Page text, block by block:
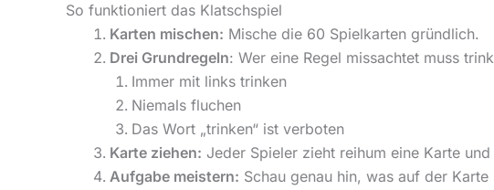
So funktioniert das Klatschspiel
Karten mischen: Mische die 60 Spielkarten gründlich.
Drei Grundregeln: Wer eine Regel missachtet muss
Immer mit links trinken
Niemals fluchen
Das Wort „trinken“ ist verboten
Karte ziehen: Jeder Spieler zieht reihum eine Karte
Aufgabe meistern: Schau genau hin, was auf der